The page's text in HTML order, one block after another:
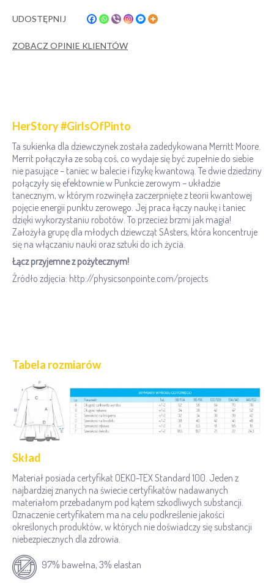
UDOSTĘPNIJ
ZOBACZ OPINIE KLIENTÓW
HerStory #GirlsOfPinto
Ta sukienka dla dziewczynek została zadedykowana Merritt Moore.
Merrit połączyła ze sobą coś, co wydaje się być zupełnie do siebie
nie pasujące – taniec w balecie i fizykę kwantową. Te dwie dziedziny
połączyły się efektownie w Punkcie zerowym – układzie
tanecznym, w którym rozwinęła zaczerpnięte z teorii kwantowej
pojęcie energii punktu zerowego. Jej praca łączy naukę i taniec
dzięki wykorzystaniu robotów. To przecież brzmi jak magia!
Założyła grupę dla młodych dziewcząt SAsters, która koncentruje
się na włączaniu nauki oraz sztuki do ich życia.
Łącz przyjemne z pożytecznym!
Źródło zdjęcia: http://physicsonpointe.com/projects
Tabela rozmiarów
Skład
Materiał posiada certyfikat OEKO-TEX Standard 100. Jeden z
najbardziej znanych na świecie certyfikatów nadawanych
materiałom przebadanym pod kątem szkodliwych substancji.
Oznaczenie certyfikatem ma na celu podkreślenie jakości
określonych produktów, w których nie doświadczy się substancji
niebezpiecznych dla zdrowia.
97% bawełna, 3% elastan